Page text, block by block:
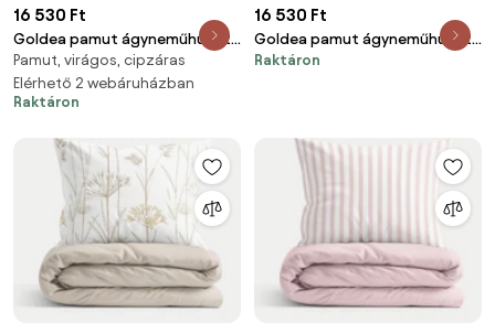
16 530 Ft
Goldea pamut ágyneműhuzat -
nefelejcsek 140 x 200 és 70 x 90
cm
Pamut, virágos, cipzáras
Elérhető 2 webáruházban
Raktáron
16 530 Ft
Goldea pamut ágyneműhuzat -
szívecskék, latte színű alapon
Raktáron